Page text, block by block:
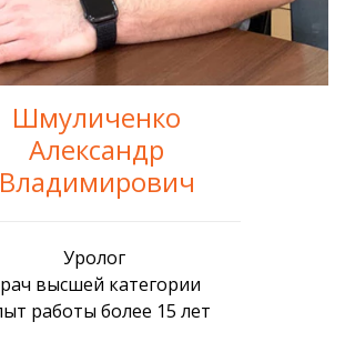
Шмуличенко
Александр
Владимирович